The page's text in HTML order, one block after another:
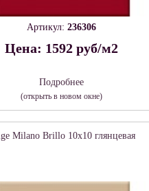
Артикул: 236306
Цена: 1592 руб/м2
Подробнее
(открыть в новом окне)
Milano Brillo 10x10 глянцевая